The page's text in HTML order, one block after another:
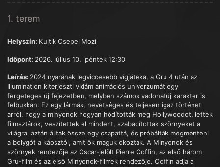
1. terem
Helyszín: Kultik Csepel Mozi
Időpont: 2026. július 10., péntek 12:30
Leírás: 2024 nyarának legviccesebb vígjátéka, a Gru 4 után az
Illumination kiterjeszti vidám animációs univerzumát egy
fergeteges új fejezetben, melyben számos vadonatúj karakter is
felbukkan. Ez egy lármás, nevetséges és teljesen igaz történet
arról, hogy a minyonok hogyan hódították meg Hollywoodot, lettek
filmsztárok, veszítettek el mindent, szabadítottak szörnyeket a
világra, aztán álltak össze egy csapattá, és próbálták megmenteni
a bolygót a káosztól, amit ők maguk okoztak. A Minyonok és
szörnyek rendezője az Oscar-jelölt Pierre Coffin, az első három
Gru-film és az első Minyonok-filmek rendezője. Coffin adja a